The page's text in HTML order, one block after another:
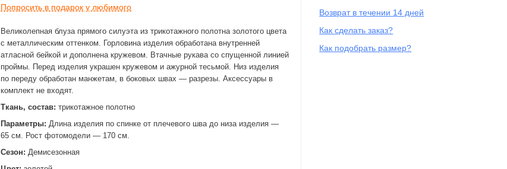
Попросить в подарок у любимого
Великолепная блуза прямого силуэта из трикотажного полотна золотого цвета
с металлическим оттенком. Горловина изделия обработана внутренней
атласной бейкой и дополнена кружевом. Втачные рукава со спущенной линией
проймы. Перед изделия украшен кружевом и ажурной тесьмой. Низ изделия
по переду обработан манжетам, в боковых швах — разрезы. Аксессуары в
комплект не входят.
Ткань, состав: трикотажное полотно
Параметры: Длина изделия по спинке от плечевого шва до низа изделия —
65 см. Рост фотомодели — 170 см.
Сезон: Демисезонная
Возврат в течении 14 дней
Как сделать заказ?
Как подобрать размер?